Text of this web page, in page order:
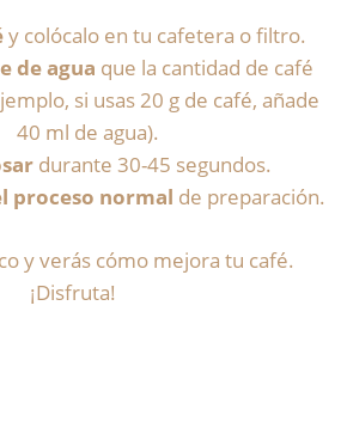
y colócalo en tu cafetera o filtro.
de agua que la cantidad de café
si usas 20 g de café, añade
40 ml de agua).
durante 30-45 segundos.
proceso normal de preparación.
y verás cómo mejora tu café.
¡Disfruta!